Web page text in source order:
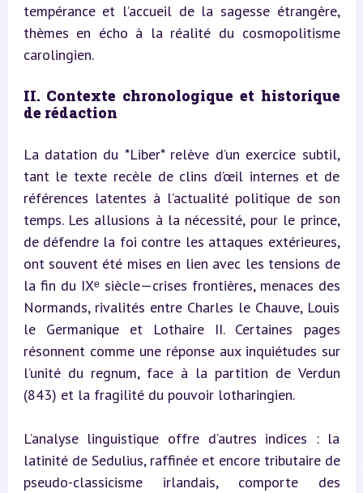
tempérance et l’accueil de la sagesse étrangère,
thèmes en écho à la réalité du cosmopolitisme
carolingien.
II. Contexte chronologique et historique
de rédaction
La datation du *Liber* relève d’un exercice subtil,
tant le texte recèle de clins d’œil internes et de
références latentes à l’actualité politique de son
temps. Les allusions à la nécessité, pour le prince,
de défendre la foi contre les attaques extérieures,
ont souvent été mises en lien avec les tensions de
la fin du IXᵉ siècle—crises frontières, menaces des
Normands, rivalités entre Charles le Chauve, Louis
le Germanique et Lothaire II. Certaines pages
résonnent comme une réponse aux inquiétudes sur
l’unité du regnum, face à la partition de Verdun
(843) et la fragilité du pouvoir lotharingien.
L’analyse linguistique offre d’autres indices : la
latinité de Sedulius, raffinée et encore tributaire de
pseudo-classicisme irlandais, comporte des